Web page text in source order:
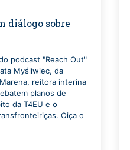
diálogo sobre
podcast "Reach Out"
Myśliwiec, da
reitora interina
planos de
da T4EU e o
Oiça o